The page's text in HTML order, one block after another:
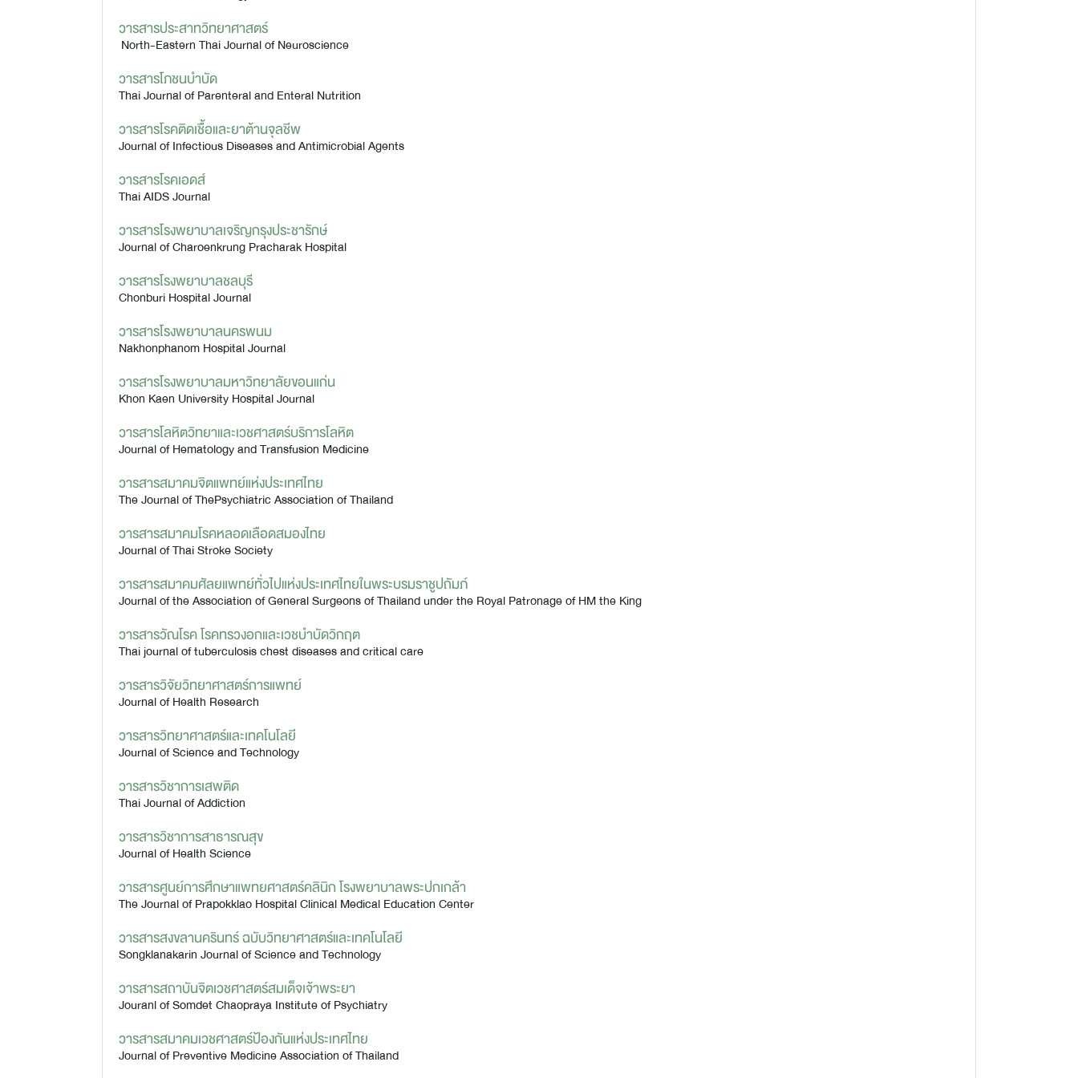
วารสารประสาทวิทยาศาสตร์
North-Eastern Thai Journal of Neuroscience
วารสารโภชนบำบัด
Thai Journal of Parenteral and Enteral Nutrition
วารสารโรคติดเชื้อและยาต้านจุลชีพ
Journal of Infectious Diseases and Antimicrobial Agents
วารสารโรคเอดส์
Thai AIDS Journal
วารสารโรงพยาบาลเจริญกรุงประชารักษ์
Journal of Charoenkrung Pracharak Hospital
วารสารโรงพยาบาลชลบุรี
Chonburi Hospital Journal
วารสารโรงพยาบาลนครพนม
Nakhonphanom Hospital Journal
วารสารโรงพยาบาลมหาวิทยาลัยขอนแก่น
Khon Kaen University Hospital Journal
วารสารโลหิตวิทยาและเวชศาสตร์บริการโลหิต
Journal of Hematology and Transfusion Medicine
วารสารสมาคมจิตแพทย์แห่งประเทศไทย
The Journal of ThePsychiatric Association of Thailand
วารสารสมาคมโรคหลอดเลือดสมองไทย
Journal of Thai Stroke Society
วารสารสมาคมศัลยแพทย์ทั่วไปแห่งประเทศไทยในพระบรมราชูปถัมภ์
Journal of the Association of General Surgeons of Thailand under the Royal Patronage of HM the King
วารสารวัณโรค โรคทรวงอกและเวชบำบัดวิกฤต
Thai journal of tuberculosis chest diseases and critical care
วารสารวิจัยวิทยาศาสตร์การแพทย์
Journal of Health Research
วารสารวิทยาศาสตร์และเทคโนโลยี
Journal of Science and Technology
วารสารวิชาการเสพติด
Thai Journal of Addiction
วารสารวิชาการสาธารณสุข
Journal of Health Science
วารสารศูนย์การศึกษาแพทยศาสตร์คลินิก โรงพยาบาลพระปกเกล้า
The Journal of Prapokklao Hospital Clinical Medical Education Center
วารสารสงขลานครินทร์ ฉบับวิทยาศาสตร์และเทคโนโลยี
Songklanakarin Journal of Science and Technology
วารสารสถาบันจิตเวชศาสตร์สมเด็จเจ้าพระยา
Jouranl of Somdet Chaopraya Institute of Psychiatry
วารสารสมาคมเวชศาสตร์ป้องกันแห่งประเทศไทย
Journal of Preventive Medicine Association of Thailand